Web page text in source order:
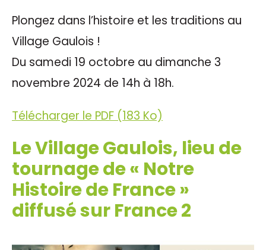
Plongez dans l’histoire et les traditions au
Village Gaulois !
Du samedi 19 octobre au dimanche 3
novembre 2024 de 14h à 18h.
Télécharger le PDF (183 Ko)
Le Village Gaulois, lieu de
tournage de « Notre
Histoire de France »
diffusé sur France 2